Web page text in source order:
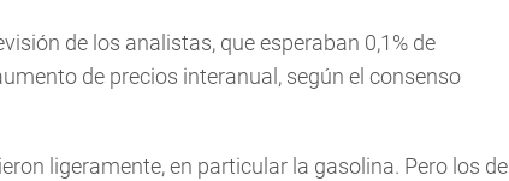
de los analistas, que esperaban 0,1% de
de precios interanual, según el consenso
ligeramente, en particular la gasolina. Pero los de